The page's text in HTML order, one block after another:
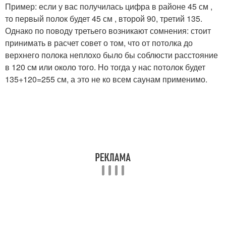
Пример: если у вас получилась цифра в районе 45 см ,
то первый полок будет 45 см , второй 90, третий 135.
Однако по поводу третьего возникают сомнения: стоит
принимать в расчет совет о том, что от потолка до
верхнего полока неплохо было бы соблюсти расстояние
в 120 см или около того. Но тогда у нас потолок будет
135+120=255 см, а это не ко всем саунам применимо.